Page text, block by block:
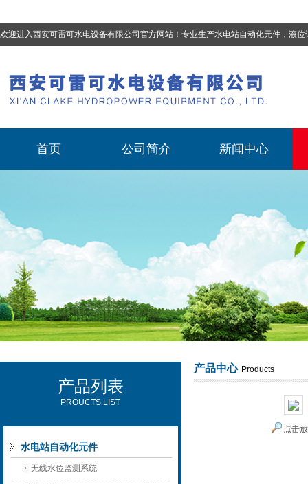
欢迎进入西安可雷可水电设备有限公司官方网站！专业生产水电站自动化元件，液位计、流量计、压力变送器、油混水控制器、温度传感器、电磁阀球阀蝶阀、测速装置、位移
西安可雷可水电设备有限公司
首页 公司简介 新闻中心
产品列表
PROUCTS LIST
水电站自动化元件
无线水位监测系统
产品中心 Products
点击